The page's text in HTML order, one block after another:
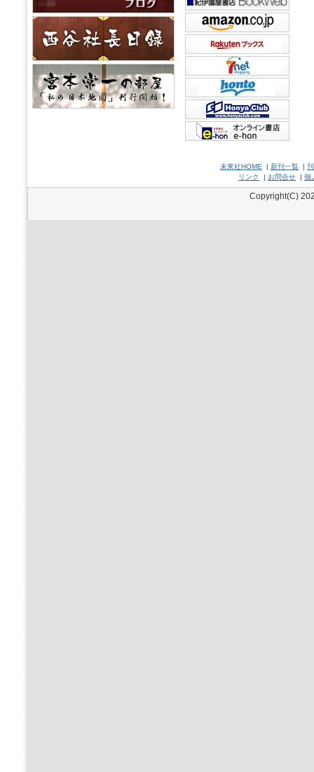
未來社HOME | 新刊一覧 |
リンク
| お問合せ | 個
Copyright(C)